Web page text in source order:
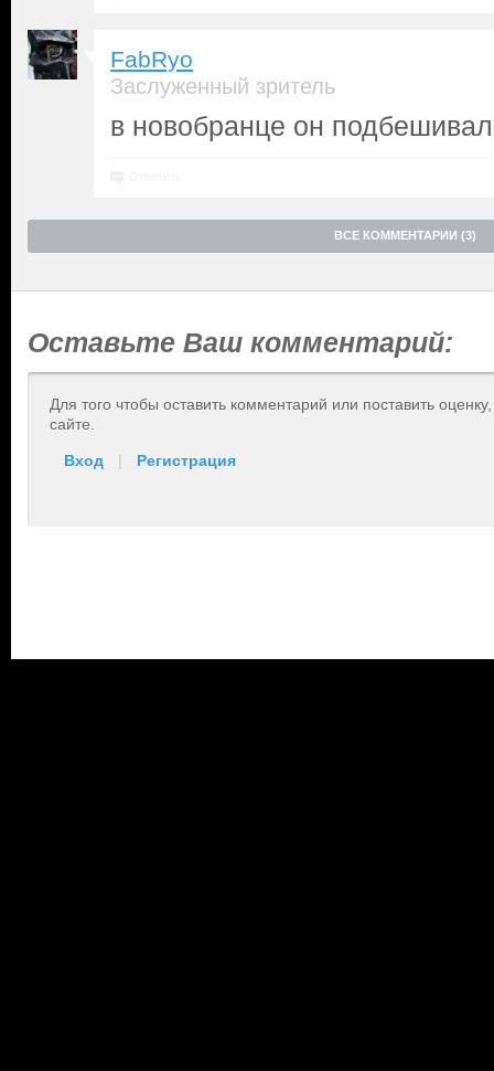
FabRyo
Заслуженный зритель
в новобранце он
ВСЕ КОММЕНТАРИИ (3)
Оставьте Ваш комментарий:
Для того чтобы оставить комментарий или поставить
сайте.
Вход | Регистрация